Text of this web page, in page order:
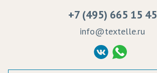
Судебные решения
Политика Конфиденциальности
Согласие на обработку ПД
+7 (495) 665 15 45
info@textelle.ru